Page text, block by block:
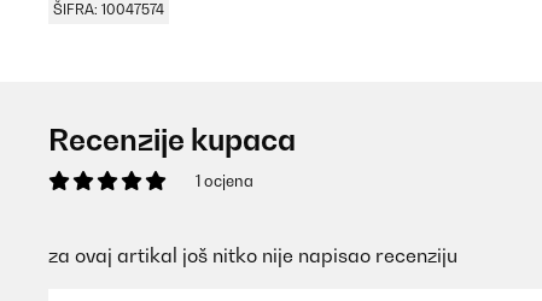
ŠIFRA: 10047574
Recenzije kupaca
1 ocjena
za ovaj artikal još nitko nije napisao recenziju